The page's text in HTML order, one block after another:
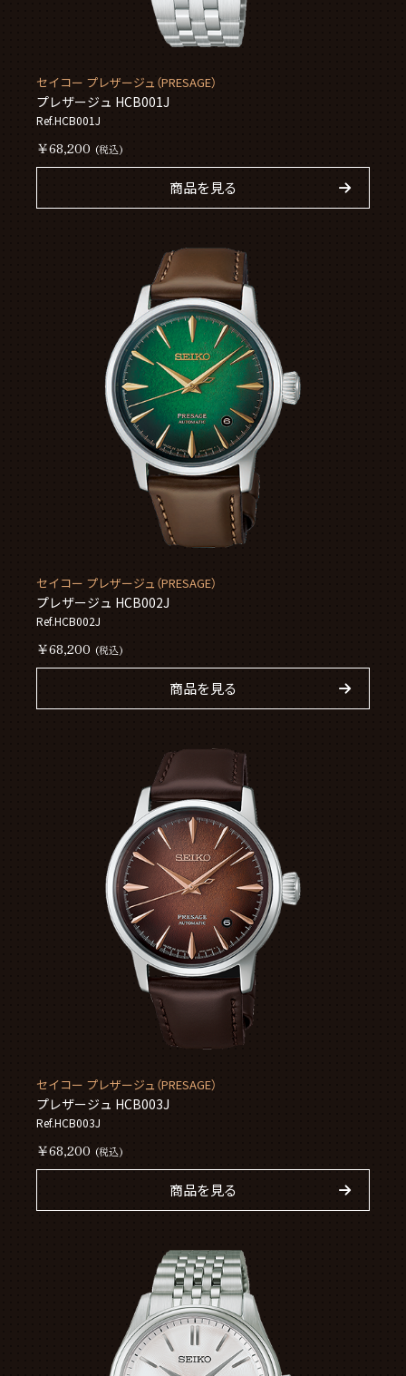
セイコー プレザージュ（PRESAGE）
プレザージュ HCB001J
Ref.HCB001J
￥68,200 (税込)
商品を見る
セイコー プレザージュ（PRESAGE）
プレザージュ HCB002J
Ref.HCB002J
￥68,200 (税込)
商品を見る
セイコー プレザージュ（PRESAGE）
プレザージュ HCB003J
Ref.HCB003J
￥68,200 (税込)
商品を見る